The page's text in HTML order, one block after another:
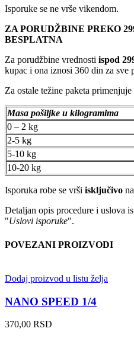
Isporuke se ne vrše vikendom.
ZA PORUDŽBINE PREKO
BESPLATNA
Za porudžbine vrednosti ispod
kupac i ona iznosi 360 din za sve
Za ostale težine paketa
Masa pošiljke u kilogramima
0 – 2 kg
2-5 kg
5-10 kg
10-20 kg
Isporuka robe se vrši isključivo
Detaljan opis procedure i uslova
"Uslovi isporuke".
POVEZANI PROIZVODI
Dodaj proizvod u listu želja
NANO SPEED 1/4
370,00 RSD